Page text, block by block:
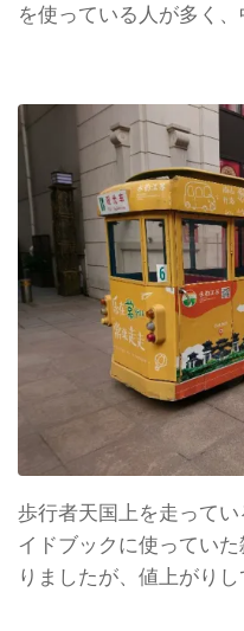
を使っている人が多く、
歩行者天国上を走って
イドブックに使ってい
りましたが、値上がりし